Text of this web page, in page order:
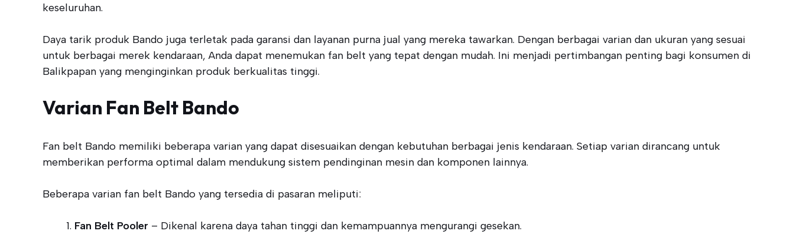
keseluruhan.
Daya tarik produk Bando juga terletak pada garansi dan layanan purna jual yang mereka tawarkan. Dengan berbagai varian dan ukuran yang sesuai
untuk berbagai merek kendaraan, Anda dapat menemukan fan belt yang tepat dengan mudah. Ini menjadi pertimbangan penting bagi konsumen di
Balikpapan yang menginginkan produk berkualitas tinggi.
Varian Fan Belt Bando
Fan belt Bando memiliki beberapa varian yang dapat disesuaikan dengan kebutuhan berbagai jenis kendaraan. Setiap varian dirancang untuk
memberikan performa optimal dalam mendukung sistem pendinginan mesin dan komponen lainnya.
Beberapa varian fan belt Bando yang tersedia di pasaran meliputi:
Fan Belt Pooler – Dikenal karena daya tahan tinggi dan kemampuannya mengurangi gesekan.